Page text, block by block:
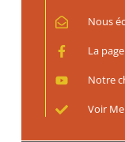
Nous
La
Notre
Voir